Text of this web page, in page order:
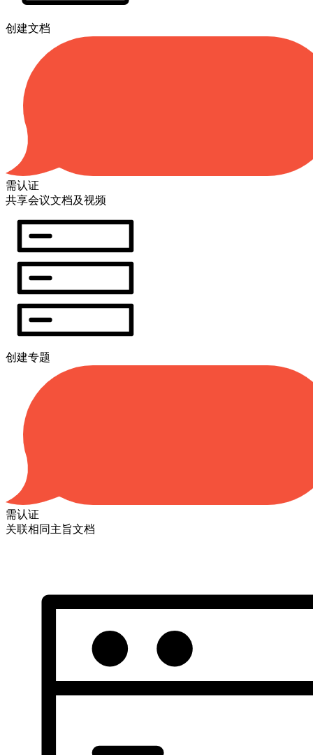
创建文档
需认证
共享会议文档及视频
创建专题
需认证
关联相同主旨文档